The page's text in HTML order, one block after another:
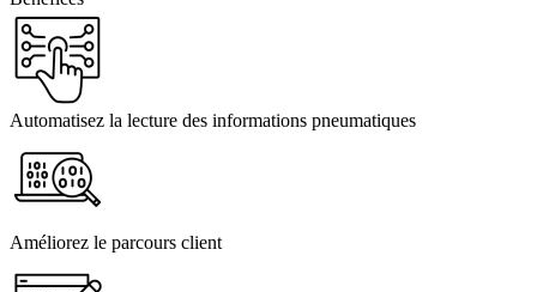
Automatisez la lecture des informations pneumatiques
Améliorez le parcours client